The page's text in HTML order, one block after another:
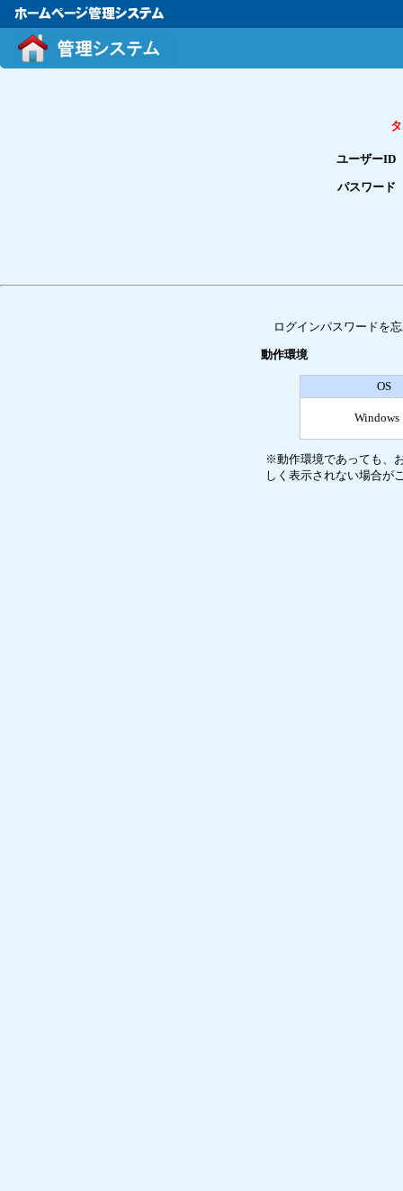
ユーザーID
パスワード
ログインパスワードを
動作環境
OS
Windows
※動作環境であっても、
しく表示されない場合が